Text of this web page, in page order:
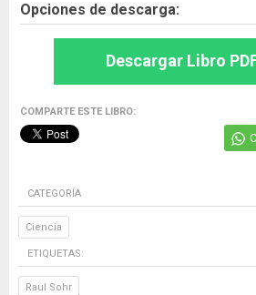
Opciones de descarga:
Descargar Libro
COMPARTE ESTE LIBRO:
CATEGORÍA
Ciencia
ETIQUETAS:
Raul Sohr